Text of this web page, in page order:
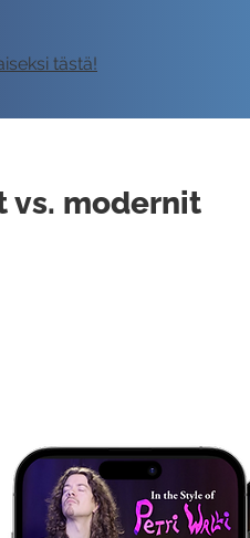
tästä!
vs. modernit